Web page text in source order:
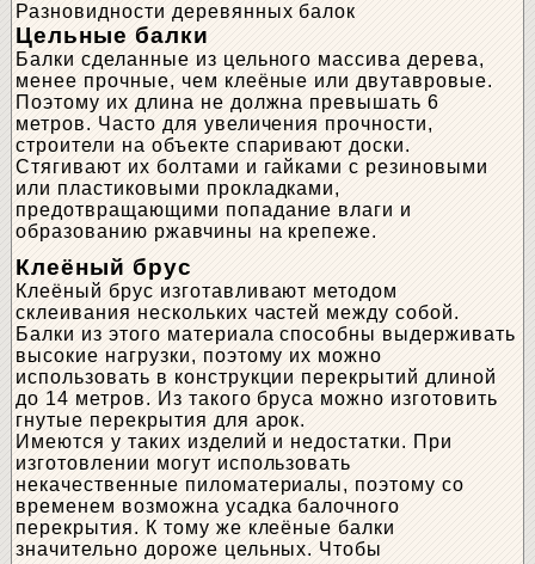
Разновидности деревянных балок
Цельные балки
Балки сделанные из цельного массива дерева,
менее прочные, чем клеёные или двутавровые.
Поэтому их длина не должна превышать 6
метров. Часто для увеличения прочности,
строители на объекте спаривают доски.
Стягивают их болтами и гайками с резиновыми
или пластиковыми прокладками,
предотвращающими попадание влаги и
образованию ржавчины на крепеже.
Клеёный брус
Клеёный брус изготавливают методом
склеивания нескольких частей между собой.
Балки из этого материала способны выдерживать
высокие нагрузки, поэтому их можно
использовать в конструкции перекрытий длиной
до 14 метров. Из такого бруса можно изготовить
гнутые перекрытия для арок.
Имеются у таких изделий и недостатки. При
изготовлении могут использовать
некачественные пиломатериалы, поэтому со
временем возможна усадка балочного
перекрытия. К тому же клеёные балки
значительно дороже цельных. Чтобы